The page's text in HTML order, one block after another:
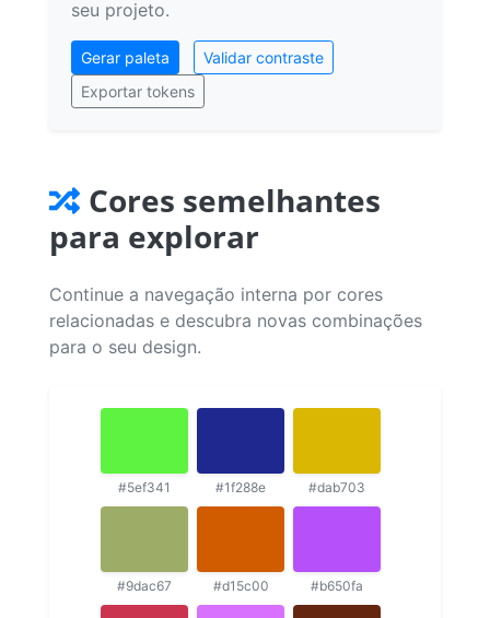
seu projeto.
Gerar paleta
Validar contraste
Exportar tokens
Cores semelhantes
para explorar
Continue a navegação interna por cores
relacionadas e descubra novas combinações
para o seu design.
#5ef341 #1f288e #dab703
#9dac67 #d15c00 #b650fa